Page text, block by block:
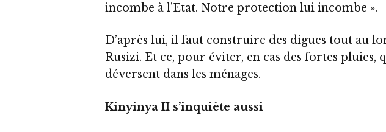
incombe à l’Etat. Notre protection lui incombe ».
D’après lui, il faut construire des digues tout au
Rusizi. Et ce, pour éviter, en cas des fortes pluies,
déversent dans les ménages.
Kinyinya II s’inquiète aussi